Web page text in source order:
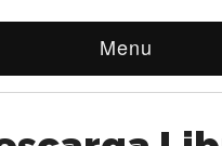
Menu